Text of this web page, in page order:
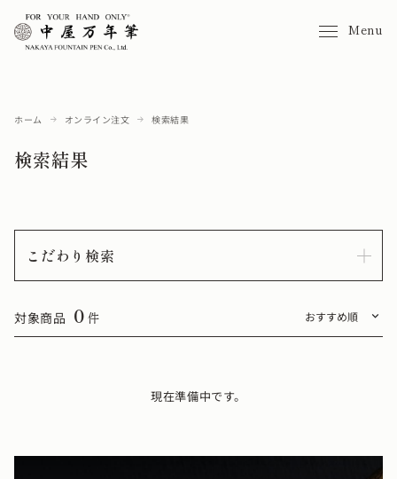
Menu
ホーム オンライン注文 検索結果
検索結果
こだわり検索
対象商品 0 件
現在準備中です。